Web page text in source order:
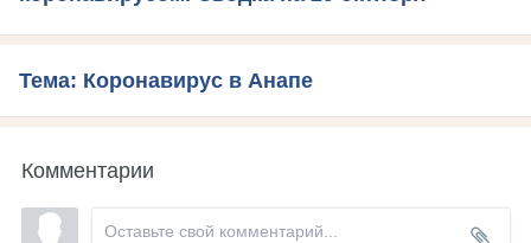
Тема: Коронавирус в Анапе
Комментарии